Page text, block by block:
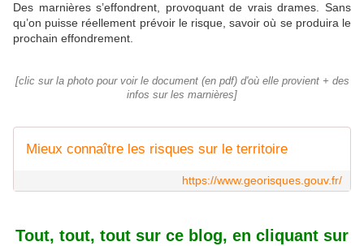
Des marnières s’effondrent, provoquant de vrais drames. Sans
qu’on puisse réellement prévoir le risque, savoir où se produira le
prochain effondrement.
[clic sur la photo pour voir le document (en pdf) d'où elle provient + des
infos sur les marnières]
Mieux connaître les risques sur le territoire
https://www.georisques.gouv.fr/
Tout, tout, tout sur ce blog, en cliquant sur